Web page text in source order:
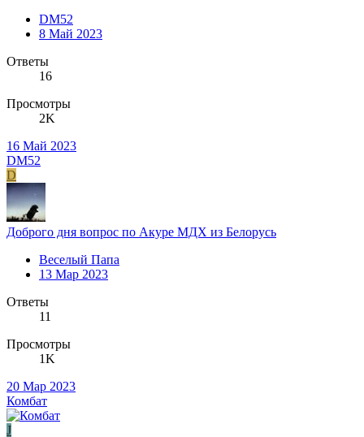
DM52
8 Май 2023
Ответы
16
Просмотры
2K
16 Май 2023
DM52
D
Доброго дня вопрос по Акуре МДХ из Белорусь
Веселый Папа
13 Мар 2023
Ответы
11
Просмотры
1K
20 Мар 2023
Комбат
J